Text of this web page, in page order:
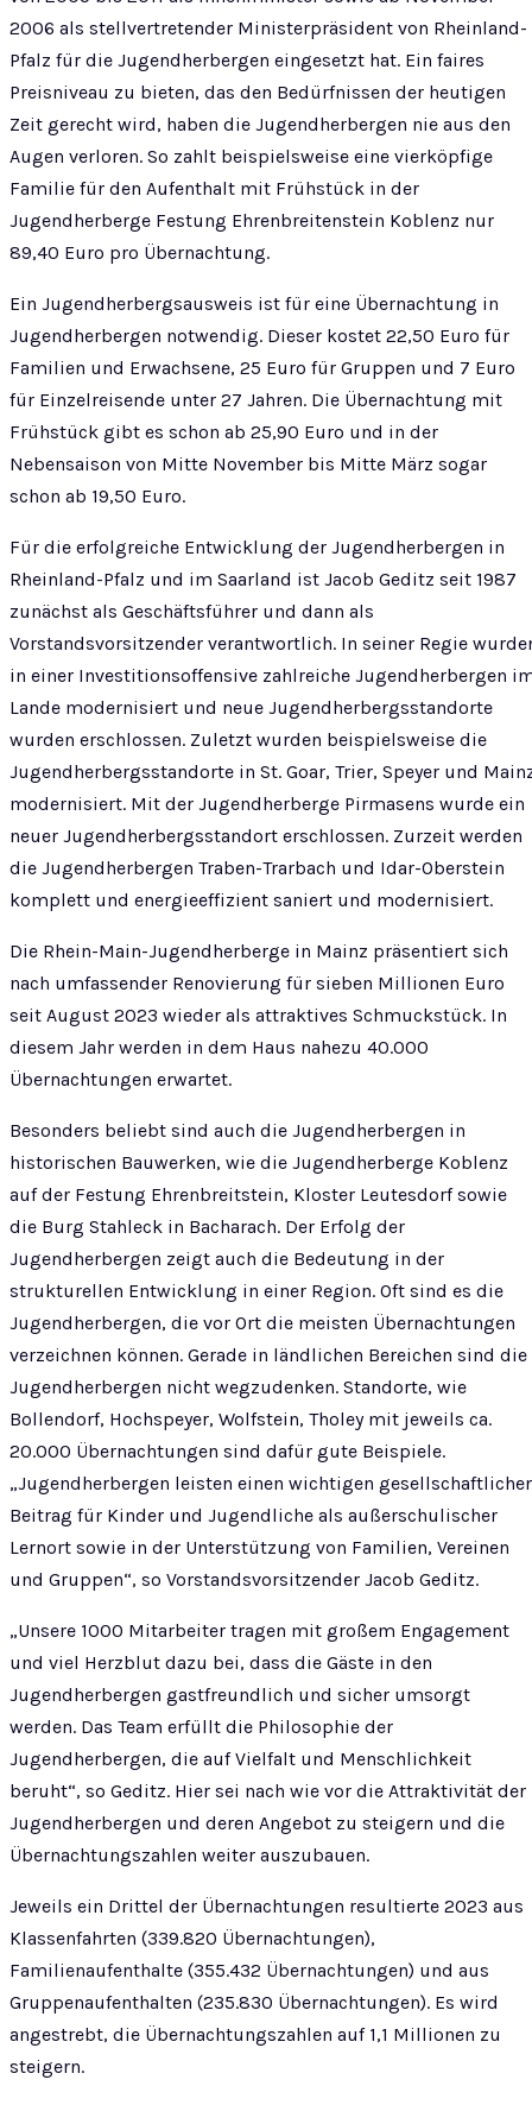
2006 als stellvertretender Ministerpräsident von Rheinland-
Pfalz für die Jugendherbergen eingesetzt hat. Ein faires
Preisniveau zu bieten, das den Bedürfnissen der heutigen
Zeit gerecht wird, haben die Jugendherbergen nie aus den
Augen verloren. So zahlt beispielsweise eine vierköpfige
Familie für den Aufenthalt mit Frühstück in der
Jugendherberge Festung Ehrenbreitenstein Koblenz nur
89,40 Euro pro Übernachtung.
Ein Jugendherbergsausweis ist für eine Übernachtung in
Jugendherbergen notwendig. Dieser kostet 22,50 Euro für
Familien und Erwachsene, 25 Euro für Gruppen und 7 Euro
für Einzelreisende unter 27 Jahren. Die Übernachtung mit
Frühstück gibt es schon ab 25,90 Euro und in der
Nebensaison von Mitte November bis Mitte März sogar
schon ab 19,50 Euro.
Für die erfolgreiche Entwicklung der Jugendherbergen in
Rheinland-Pfalz und im Saarland ist Jacob Geditz seit 1987
zunächst als Geschäftsführer und dann als
Vorstandsvorsitzender verantwortlich. In seiner Regie
in einer Investitionsoffensive zahlreiche Jugendherbergen
Lande modernisiert und neue Jugendherbergsstandorte
wurden erschlossen. Zuletzt wurden beispielsweise die
Jugendherbergsstandorte in St. Goar, Trier, Speyer und
modernisiert. Mit der Jugendherberge Pirmasens wurde ein
neuer Jugendherbergsstandort erschlossen. Zurzeit werden
die Jugendherbergen Traben-Trarbach und Idar-Oberstein
komplett und energieeffizient saniert und modernisiert.
Die Rhein-Main-Jugendherberge in Mainz präsentiert sich
nach umfassender Renovierung für sieben Millionen Euro
seit August 2023 wieder als attraktives Schmuckstück. In
diesem Jahr werden in dem Haus nahezu 40.000
Übernachtungen erwartet.
Besonders beliebt sind auch die Jugendherbergen in
historischen Bauwerken, wie die Jugendherberge Koblenz
auf der Festung Ehrenbreitstein, Kloster Leutesdorf sowie
die Burg Stahleck in Bacharach. Der Erfolg der
Jugendherbergen zeigt auch die Bedeutung in der
strukturellen Entwicklung in einer Region. Oft sind es die
Jugendherbergen, die vor Ort die meisten Übernachtungen
verzeichnen können. Gerade in ländlichen Bereichen sind die
Jugendherbergen nicht wegzudenken. Standorte, wie
Bollendorf, Hochspeyer, Wolfstein, Tholey mit jeweils ca.
20.000 Übernachtungen sind dafür gute Beispiele.
„Jugendherbergen leisten einen wichtigen
Beitrag für Kinder und Jugendliche als außerschulischer
Lernort sowie in der Unterstützung von Familien, Vereinen
und Gruppen“, so Vorstandsvorsitzender Jacob Geditz.
„Unsere 1000 Mitarbeiter tragen mit großem Engagement
und viel Herzblut dazu bei, dass die Gäste in den
Jugendherbergen gastfreundlich und sicher umsorgt
werden. Das Team erfüllt die Philosophie der
Jugendherbergen, die auf Vielfalt und Menschlichkeit
beruht“, so Geditz. Hier sei nach wie vor die Attraktivität der
Jugendherbergen und deren Angebot zu steigern und die
Übernachtungszahlen weiter auszubauen.
Jeweils ein Drittel der Übernachtungen resultierte 2023 aus
Klassenfahrten (339.820 Übernachtungen),
Familienaufenthalte (355.432 Übernachtungen) und aus
Gruppenaufenthalten (235.830 Übernachtungen). Es wird
angestrebt, die Übernachtungszahlen auf 1,1 Millionen zu
steigern.